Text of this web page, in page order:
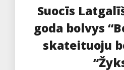
Suocīs
goda bolvys
skateituoju